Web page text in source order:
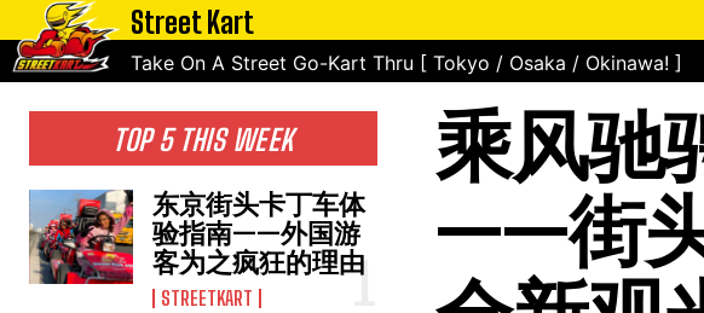
Street Kart
Take On A Street Go-Kart Thru [ Tokyo / Osaka / Okinawa! ]
TOP 5 THIS WEEK
东京街头卡丁车体
验指南——外国游
客为之疯狂的理由
STREETKART
乘风驰
——街